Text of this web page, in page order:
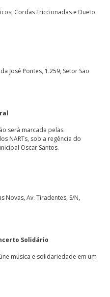
Cordas Friccionadas e Dueto
José Pontes, 1.259, Setor São
será marcada pelas
NARTs, sob a regência do
Oscar Santos.
Novas, Av. Tiradentes, S/N,
Solidário
música e solidariedade em um